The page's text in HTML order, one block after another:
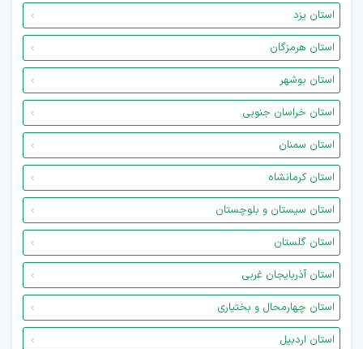
استان یزد
استان هرمزگان
استان بوشهر
استان خراسان جنوبی
استان سمنان
استان کرمانشاه
استان سیستان و بلوچستان
استان گلستان
استان آذربایجان غربی
استان چهارمحال و بختیاری
استان اردبیل